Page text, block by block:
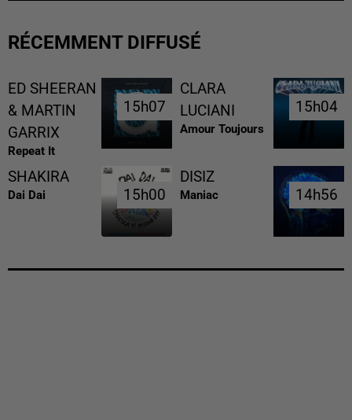
RÉCEMMENT DIFFUSÉ
ED SHEERAN
& MARTIN
GARRIX
Repeat It
15h07
15h07
CLARA
LUCIANI
Amour Toujours
15h04
15h04
SHAKIRA
Dai Dai 15h00
15h00
DISIZ
Maniac 14h56
14h56